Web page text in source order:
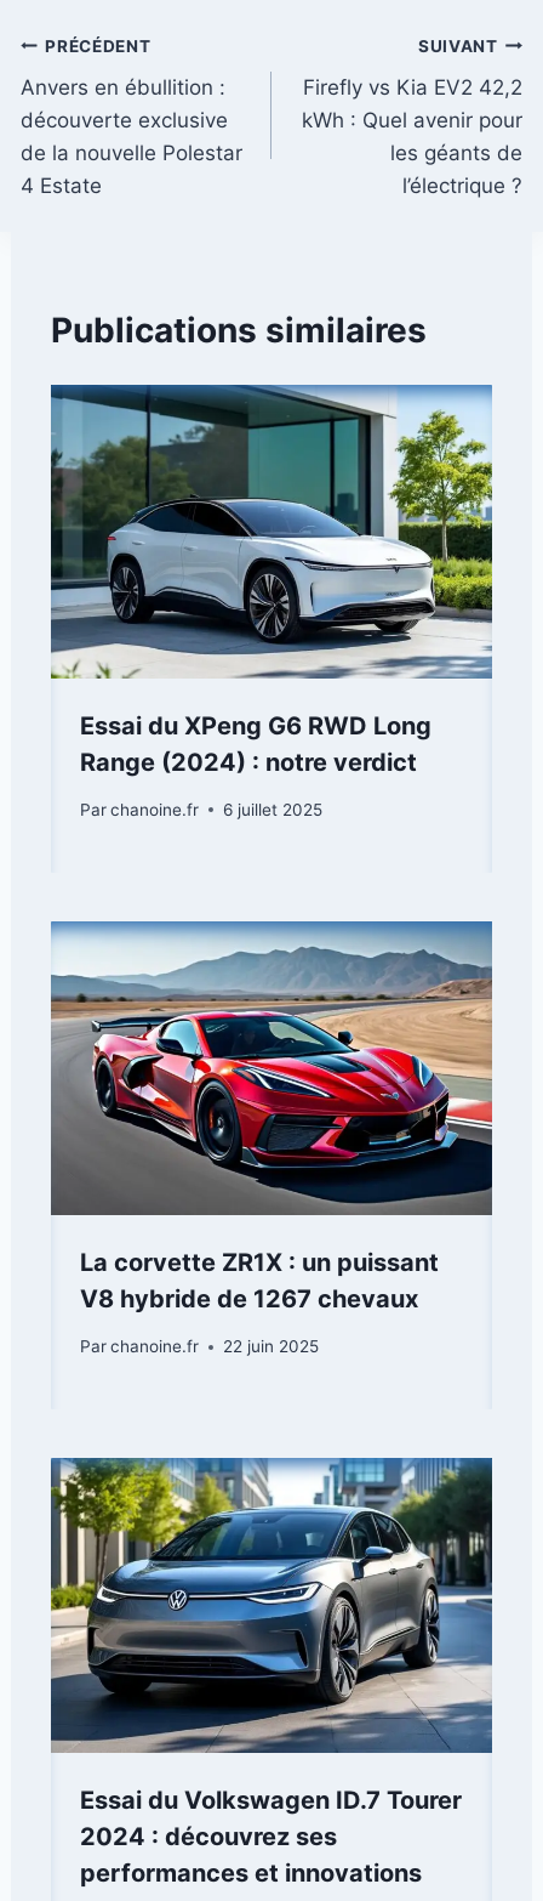
Navigation
de
l’article
PRÉCÉDENT
Anvers en ébullition :
découverte exclusive
de la nouvelle Polestar
4 Estate
SUIVANT
Firefly vs Kia EV2 42,2
kWh : Quel avenir pour
les géants de
l’électrique ?
Publications similaires
Essai du XPeng G6 RWD Long
Range (2024) : notre verdict
Parchanoine.fr 6 juillet 2025
La corvette ZR1X : un puissant
V8 hybride de 1267 chevaux
Parchanoine.fr 22 juin 2025
Essai du Volkswagen ID.7 Tourer
2024 : découvrez ses
performances et innovations